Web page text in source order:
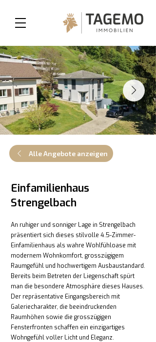
Alle Angebote anzeigen
Einfamilienhaus
Strengelbach
An ruhiger und sonniger Lage in Strengelbach
präsentiert sich dieses stilvolle 4.5-Zimmer-
Einfamilienhaus als wahre Wohlfühloase mit
modernem Wohnkomfort, grosszügigem
Raumgefühl und hochwertigem Ausbaustandard.
Bereits beim Betreten der Liegenschaft spürt
man die besondere Atmosphäre dieses Hauses.
Der repräsentative Eingangsbereich mit
Galeriecharakter, die beeindruckenden
Raumhöhen sowie die grosszügigen
Fensterfronten schaffen ein einzigartiges
Wohngefühl voller Licht und Eleganz.